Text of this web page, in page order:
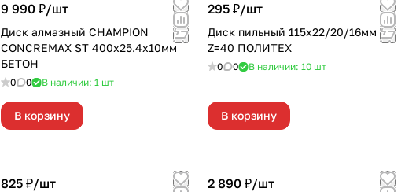
9 990 ₽/шт
Диск алмазный CHAMPION
CONCREMAX ST 400х25.4х10мм
БЕТОН
0 0 В наличии: 1 шт
В корзину
295 ₽/шт
Диск пильный 115х22/20/16мм
Z=40 ПОЛИТЕХ
0 0 В наличии: 10 шт
В корзину
825 ₽/шт 2 890 ₽/шт